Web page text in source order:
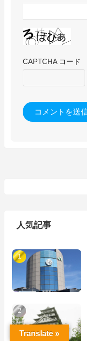
CAPTCHA コード
人気記事
Translate »